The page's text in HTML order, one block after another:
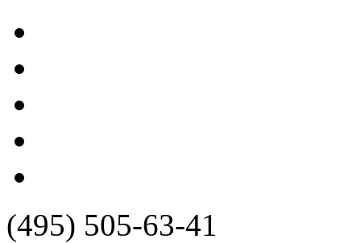
(495) 505-63-41